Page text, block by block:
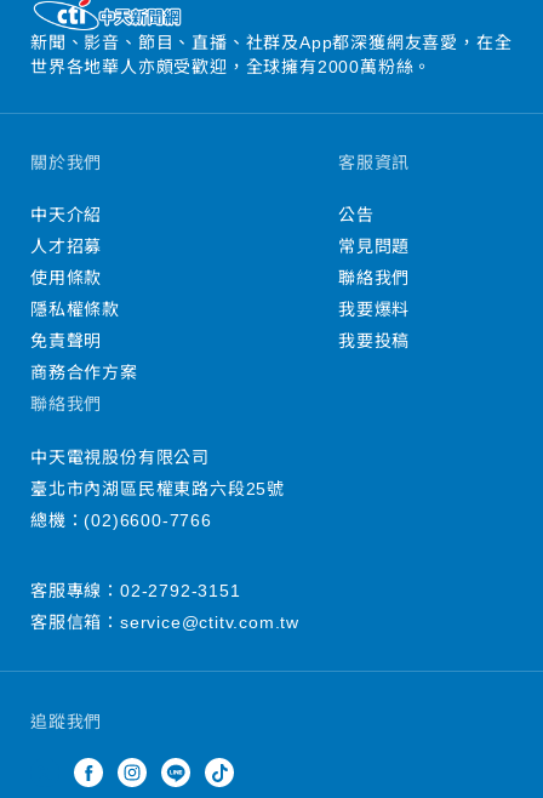
新聞、影音、節目、直播、社群及App都深獲網友喜愛，在全
世界各地華人亦頗受歡迎，全球擁有2000萬粉絲。
追蹤我們
關於我們
中天介紹
人才招募
使用條款
隱私權條款
免責聲明
商務合作方案
客服資訊
公告
常見問題
聯絡我們
我要爆料
我要投稿
聯絡我們
中天電視股份有限公司
臺北市內湖區民權東路六段25號
總機：(02)6600-7766
客服專線： 02-2792-3151
客服信箱： service@ctitv.com.tw